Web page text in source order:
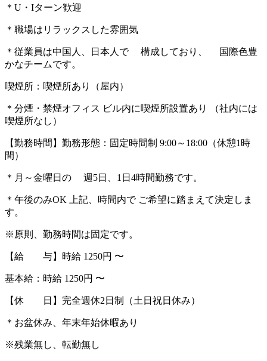
＊U・Iターン歓迎
＊職場はリラックスした雰囲気
＊従業員は中国人、日本人で 構成しており、 国際色豊
かなチームです。
喫煙所：喫煙所あり（屋内）
＊分煙・禁煙オフィス ビル内に喫煙所設置あり （社内には
喫煙所なし）
【勤務時間】勤務形態：固定時間制 9:00～18:00（休憩1時
間）
＊月～金曜日の 週5日、1日4時間勤務です。
＊午後のみOK 上記、時間内で ご希望に踏まえて決定しま
す。
※原則、勤務時間は固定です。
【給 与】時給 1250円 〜
基本給：時給 1250円 〜
【休 日】完全週休2日制（土日祝日休み）
＊お盆休み、年末年始休暇あり
※残業無し、転勤無し